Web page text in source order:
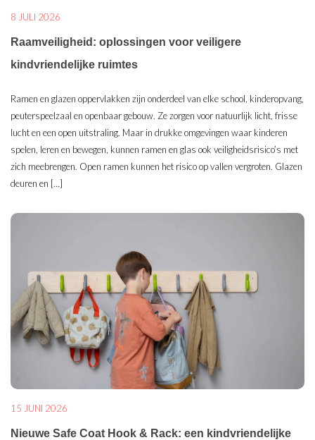
8 JULI 2026
Raamveiligheid: oplossingen voor veiligere
kindvriendelijke ruimtes
Ramen en glazen oppervlakken zijn onderdeel van elke school, kinderopvang,
peuterspeelzaal en openbaar gebouw. Ze zorgen voor natuurlijk licht, frisse
lucht en een open uitstraling. Maar in drukke omgevingen waar kinderen
spelen, leren en bewegen, kunnen ramen en glas ook veiligheidsrisico’s met
zich meebrengen. Open ramen kunnen het risico op vallen vergroten. Glazen
deuren en […]
15 JUNI 2026
Nieuwe Safe Coat Hook & Rack: een kindvriendelijke